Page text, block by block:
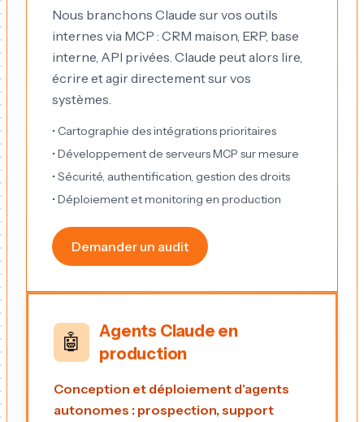
Nous branchons Claude sur vos outils
internes via MCP : CRM maison, ERP, base
interne, API privées. Claude peut alors lire,
écrire et agir directement sur vos
systèmes.
• Cartographie des intégrations prioritaires
• Développement de serveurs MCP sur mesure
• Sécurité, authentification, gestion des droits
• Déploiement et monitoring en production
Demander un audit
🤖
Agents Claude en
production
Conception et déploiement d'agents
autonomes : prospection, support